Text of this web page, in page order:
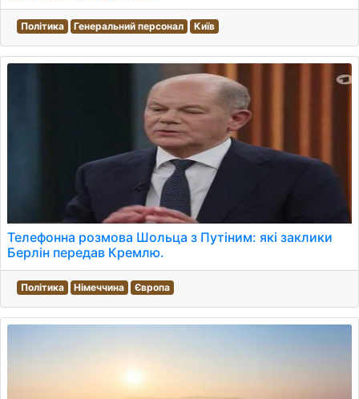
Політика Генеральний персонал Київ
Телефонна розмова Шольца з Путіним: які заклики
Берлін передав Кремлю.
Політика Німеччина Європа